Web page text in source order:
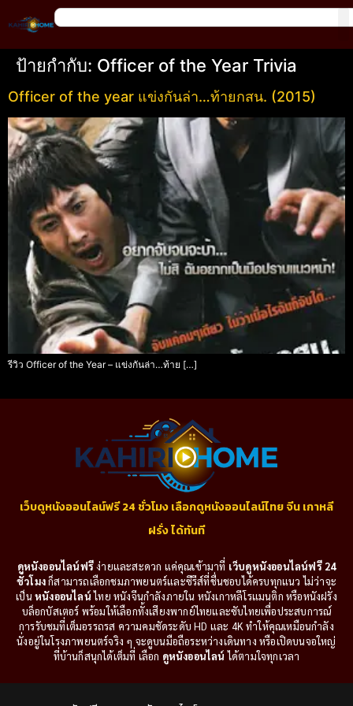
ป้ายกำกับ: Officer of the Year Trivia
Officer of the year แข่งกันล่า…ท้ายกสน. (2015)
รีวิว Officer of the Year – แข่งกันล่า…ท้าย […]
เว็บดูหนังออนไลน์ฟรี 24 ชั่วโมง เลือกดูหนังออนไลน์ไทย จีน เกาหลี
ฝรั่ง ได้ทันที
ดูหนังออนไลน์ฟรีง่ายและสะดวก แค่คุณเข้ามาที่ เว็บดูหนังออนไลน์ฟรี 24
ชั่วโมงก็สามารถเลือกชมภาพยนตร์และซีรีส์ที่ชื่นชอบได้ครบทุกแนว ไม่ว่าจะ
เป็นหนังออนไลน์ไทย หนังจีนกำลังภายใน หนังเกาหลีโรแมนติก หรือหนังฝรั่ง
บล็อกบัสเตอร์ พร้อมให้เลือกทั้งเสียงพากย์ไทยและซับไทยเพื่อประสบการณ์
การรับชมที่เต็มอรรถรส ความคมชัดระดับ HD และ 4K ทำให้คุณเหมือนกำลัง
นั่งอยู่ในโรงภาพยนตร์จริง ๆ จะดูบนมือถือระหว่างเดินทาง หรือเปิดบนจอใหญ่
ที่บ้านก็สนุกได้เต็มที่ เลือก ดูหนังออนไลน์ ได้ตามใจทุกเวลา